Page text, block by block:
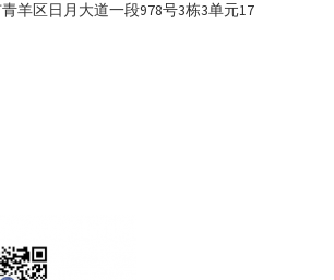
羊区日月大道一段978号3栋3单元17